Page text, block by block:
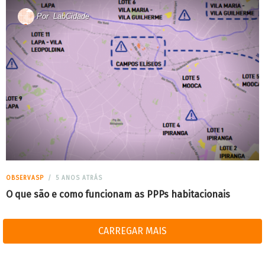
Por LabCidade
OBSERVASP 5 ANOS ATRÁS
O que são e como funcionam as PPPs habitacionais
CARREGAR MAIS